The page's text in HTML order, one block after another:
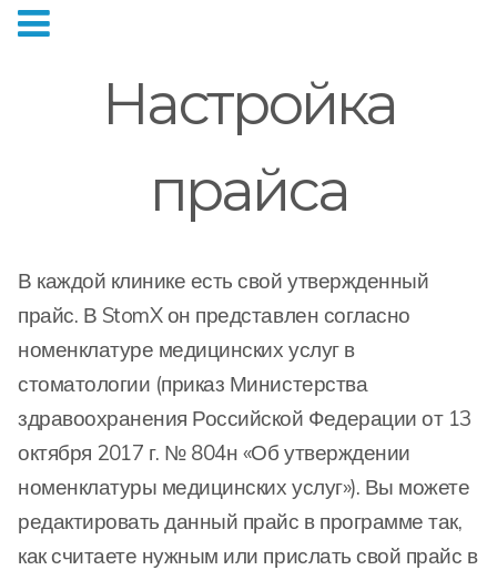
Настройка
прайса
В каждой клинике есть свой утвержденный
прайс. В StomX он представлен согласно
номенклатуре медицинских услуг в
стоматологии (приказ Министерства
здравоохранения Российской Федерации от 13
октября 2017 г. № 804н «Об утверждении
номенклатуры медицинских услуг»). Вы можете
редактировать данный прайс в программе так,
как считаете нужным или прислать свой прайс в